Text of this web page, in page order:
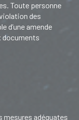
Toute personne
des
d’une amende
documents
mesures adéquates